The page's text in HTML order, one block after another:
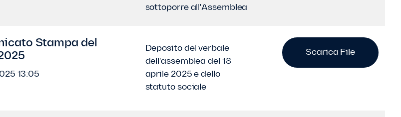
sottoporre all'Assemblea
Stampa del
13:05
Deposito del verbale
dell'assemblea del 18
aprile 2025 e dello
statuto sociale
Scarica File